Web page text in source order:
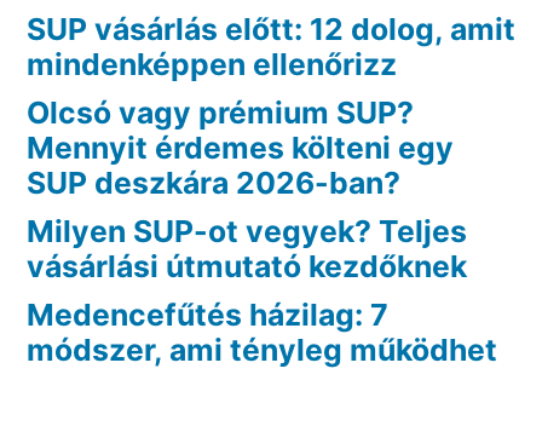
SUP vásárlás előtt: 12 dolog, amit
mindenképpen ellenőrizz
Olcsó vagy prémium SUP?
Mennyit érdemes költeni egy
SUP deszkára 2026-ban?
Milyen SUP-ot vegyek? Teljes
vásárlási útmutató kezdőknek
Medencefűtés házilag: 7
módszer, ami tényleg működhet